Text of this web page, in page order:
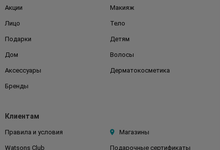
Акции Макияж
Лицо Тело
Подарки Детям
Дом Волосы
Аксессуары Дерматокосметика
Бренды
Клиентам
Правила и условия Магазины
Watsons Club Подарочные сертификаты